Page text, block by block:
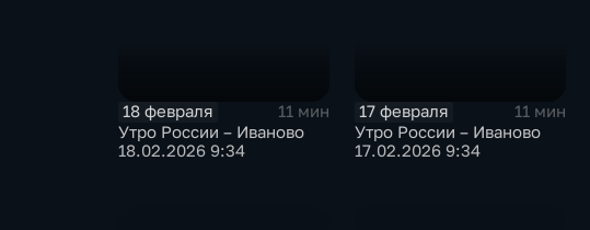
18 февраля
11 мин
Утро России – Иваново
18.02.2026 9:34
17 февраля
11 мин
Утро России – Иваново
17.02.2026 9:34